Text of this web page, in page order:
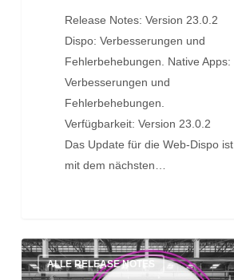
Release Notes: Version 23.0.2
Dispo: Verbesserungen und
Fehlerbehebungen. Native Apps:
Verbesserungen und
Fehlerbehebungen.
Verfügbarkeit: Version 23.0.2
Das Update für die Web-Dispo ist
mit dem nächsten…
Update:
VersionALLE RELEASE NOTES